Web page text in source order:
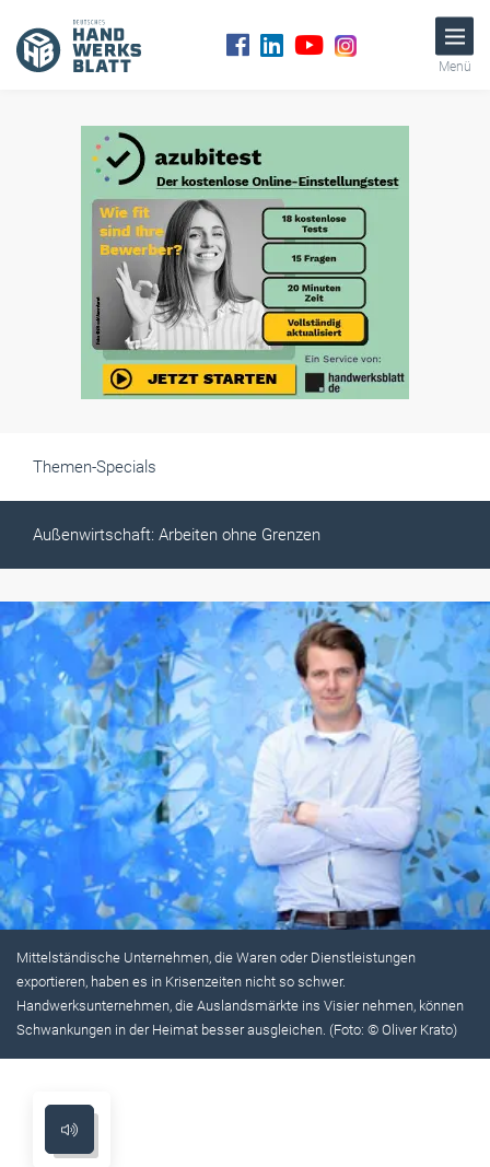
Menü
Themen-Specials
Außenwirtschaft: Arbeiten ohne Grenzen
Mittelständische Unternehmen, die Waren oder Dienstleistungen
exportieren, haben es in Krisenzeiten nicht so schwer.
Handwerksunternehmen, die Auslandsmärkte ins Visier nehmen, können
Schwankungen in der Heimat besser ausgleichen. (Foto: © Oliver Krato)